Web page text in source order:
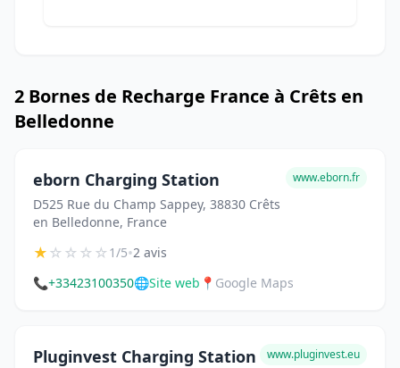
2 Bornes de Recharge France à Crêts en
Belledonne
eborn Charging Station
D525 Rue du Champ Sappey, 38830 Crêts
en Belledonne, France
www.eborn.fr
★☆☆☆☆1/5•2 avis
📞+33423100350🌐Site web 📍 Google Maps
Pluginvest Charging Station www.pluginvest.eu